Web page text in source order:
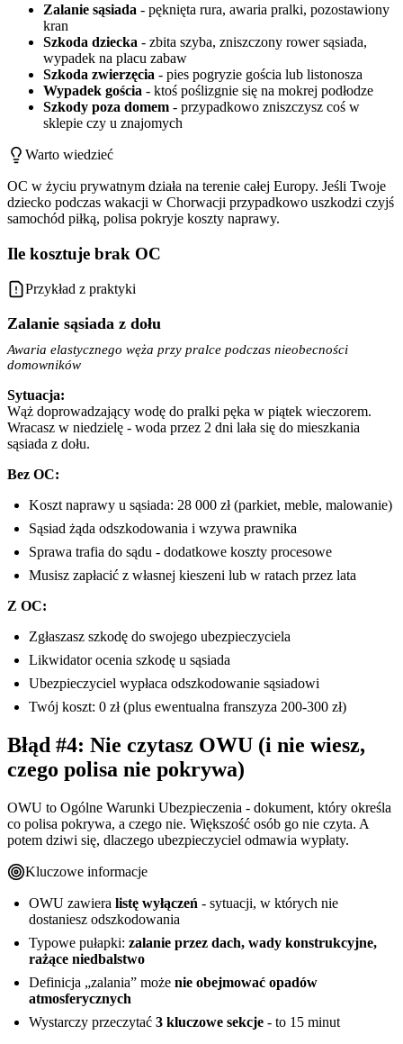
Zalanie sąsiada - pęknięta rura, awaria pralki, pozostawiony
kran
Szkoda dziecka - zbita szyba, zniszczony rower sąsiada,
wypadek na placu zabaw
Szkoda zwierzęcia - pies pogryzie gościa lub listonosza
Wypadek gościa - ktoś poślizgnie się na mokrej podłodze
Szkody poza domem - przypadkowo zniszczysz coś w
sklepie czy u znajomych
Warto wiedzieć
OC w życiu prywatnym działa na terenie całej Europy. Jeśli Twoje
dziecko podczas wakacji w Chorwacji przypadkowo uszkodzi czyjś
samochód piłką, polisa pokryje koszty naprawy.
Ile kosztuje brak OC
Przykład z praktyki
Zalanie sąsiada z dołu
Awaria elastycznego węża przy pralce podczas nieobecności
domowników
Sytuacja:
Wąż doprowadzający wodę do pralki pęka w piątek wieczorem.
Wracasz w niedzielę - woda przez 2 dni lała się do mieszkania
sąsiada z dołu.
Bez OC:
Koszt naprawy u sąsiada: 28 000 zł (parkiet, meble, malowanie)
Sąsiad żąda odszkodowania i wzywa prawnika
Sprawa trafia do sądu - dodatkowe koszty procesowe
Musisz zapłacić z własnej kieszeni lub w ratach przez lata
Z OC:
Zgłaszasz szkodę do swojego ubezpieczyciela
Likwidator ocenia szkodę u sąsiada
Ubezpieczyciel wypłaca odszkodowanie sąsiadowi
Twój koszt: 0 zł (plus ewentualna franszyza 200-300 zł)
Błąd #4: Nie czytasz OWU (i nie wiesz,
czego polisa nie pokrywa)
OWU to Ogólne Warunki Ubezpieczenia - dokument, który określa
co polisa pokrywa, a czego nie. Większość osób go nie czyta. A
potem dziwi się, dlaczego ubezpieczyciel odmawia wypłaty.
Kluczowe informacje
OWU zawiera listę wyłączeń - sytuacji, w których nie
dostaniesz odszkodowania
Typowe pułapki: zalanie przez dach, wady konstrukcyjne,
rażące niedbalstwo
Definicja „zalania” może nie obejmować opadów
atmosferycznych
Wystarczy przeczytać 3 kluczowe sekcje - to 15 minut